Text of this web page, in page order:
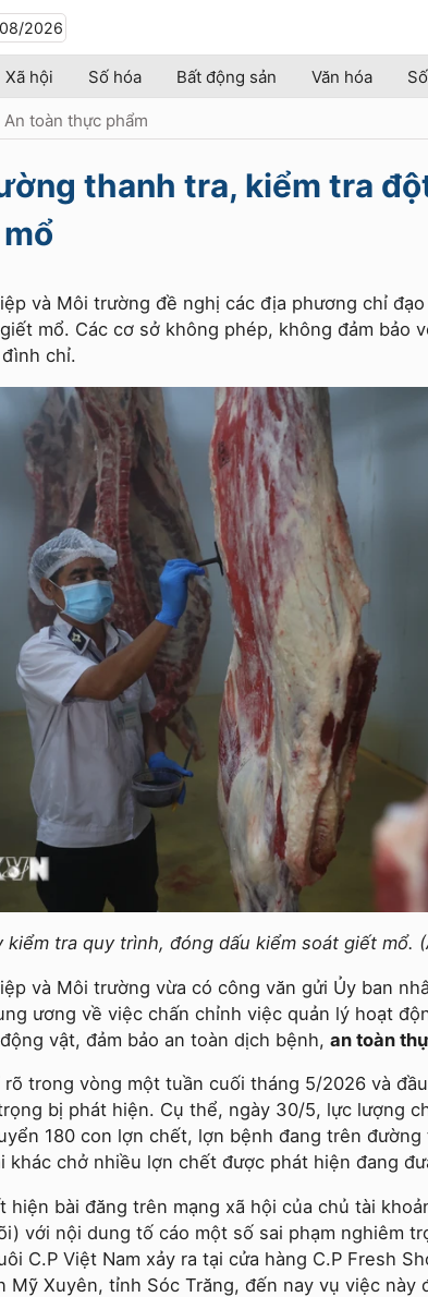
2026
Xã hội Số hóa Bất động sản Văn hóa
An toàn thực phẩm
thanh tra, kiểm tra
và Môi trường đề nghị các địa phương chỉ
mổ. Các cơ sở không phép, không đảm bảo
chỉ.
kiểm tra quy trình, đóng dấu kiểm soát giết mổ.
và Môi trường vừa có công văn gửi Ủy ban
ương về việc chấn chỉnh việc quản lý hoạt
động vật, đảm bảo an toàn dịch bệnh, an toàn
rõ trong vòng một tuần cuối tháng 5/2026 và
bị phát hiện. Cụ thể, ngày 30/5, lực lượng
180 con lợn chết, lợn bệnh đang trên
khác chở nhiều lợn chết được phát hiện đang
hiện bài đăng trên mạng xã hội của chủ tài
với nội dung tố cáo một số sai phạm nghiêm
C.P Việt Nam xảy ra tại cửa hàng C.P Fresh
Mỹ Xuyên, tỉnh Sóc Trăng, đến nay vụ việc này